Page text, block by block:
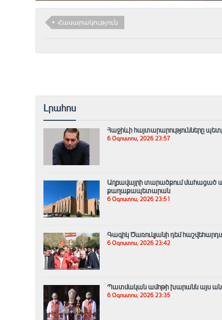
Հասարակություն
Լրահոս
Հաջիևի հայտարարությունները
6 Օգոստոս, 2026 23:57
Աղբավայրի տարածքում մահացած
քաղաքապետարան
6 Օգոստոս, 2026 23:51
Գագիկ Ծառուկյանի դեմ
6 Օգոստոս, 2026 23:42
Պատմական ամոթի խարանն այս
6 Օգոստոս, 2026 23:35